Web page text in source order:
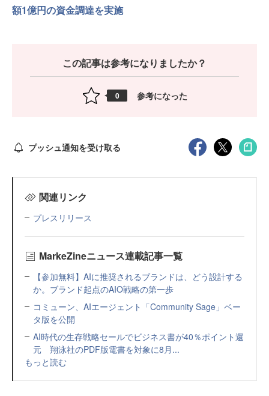
額1億円の資金調達を実施
この記事は参考になりましたか？
0 参考になった
プッシュ通知を受け取る
関連リンク
プレスリリース
MarkeZineニュース連載記事一覧
【参加無料】AIに推奨されるブランドは、どう設計する
か。ブランド起点のAIO戦略の第一歩
コミューン、AIエージェント「Community Sage」ベー
タ版を公開
AI時代の生存戦略セールでビジネス書が40％ポイント還
元 翔泳社のPDF版電書を対象に8月...
もっと読む